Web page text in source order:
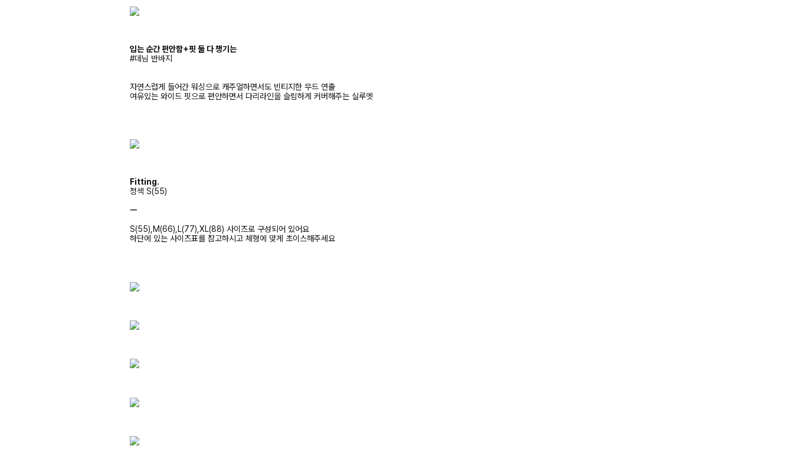
입는 순간 편안함+핏 둘 다 챙기는
#데님 반바지
자연스럽게 들어간 워싱으로 캐주얼하면서도 빈티지한 무드 연출
여유있는 와이드 핏으로 편안하면서 다리라인을 슬림하게 커버해주는 실루엣
Fitting.
청색 S(55)
ㅡ
S(55),M(66),L(77),XL(88) 사이즈로 구성되어 있어요
하단에 있는 사이즈표를 참고하시고 체형에 맞게 초이스해주세요